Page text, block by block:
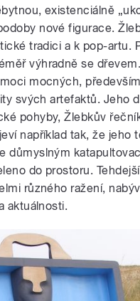
existenciálně
nové figurace.
tradici a k pop-artu.
výhradně se
mocných,
svých artefaktů. Jeho
pohyby, Žlebkův
například tak, že jeho
důmyslným
do prostoru.
různého ražení,
aktuálnosti.